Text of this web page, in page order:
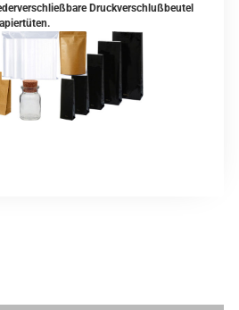
Druckverschlußbeutel